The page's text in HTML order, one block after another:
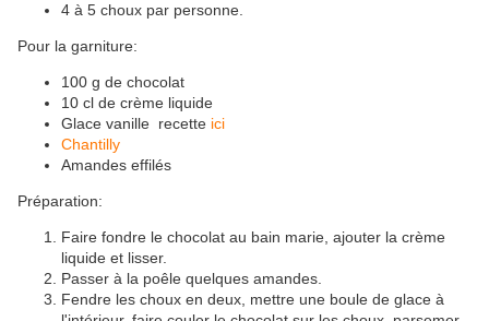
4 à 5 choux par personne.
Pour la garniture:
100 g de chocolat
10 cl de crème liquide
Glace vanille recette ici
Chantilly
Amandes effilés
Préparation:
Faire fondre le chocolat au bain marie, ajouter la crème
liquide et lisser.
Passer à la poêle quelques amandes.
Fendre les choux en deux, mettre une boule de glace à